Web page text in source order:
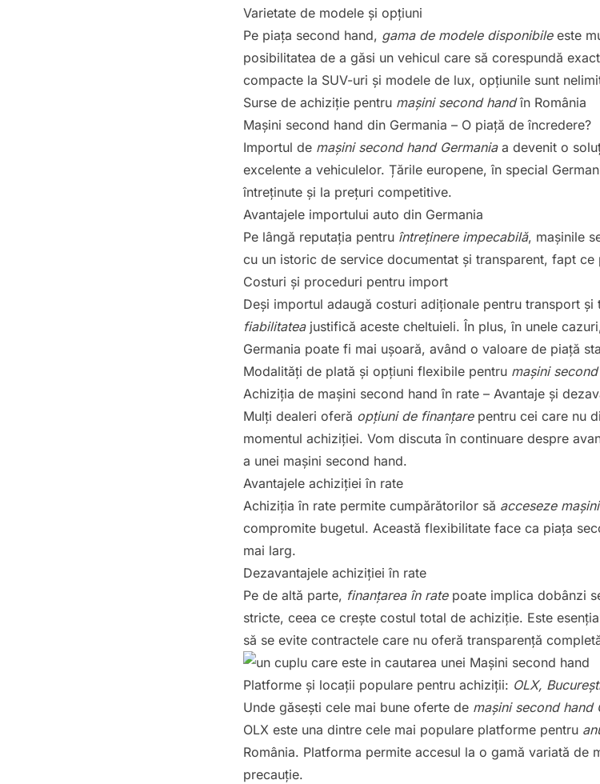
Varietate de modele și opțiuni
Pe piața second hand, gama de modele disponibileeste
posibilitatea de a găsi un vehicul care să corespundă
compacte la SUV-uri și modele de lux, opțiunile sunt
Surse de achiziție pentru mașini second handîn România
Mașini second hand din Germania – O piață de încredere?
Importul de mașini second hand Germaniaa devenit o
excelente a vehiculelor. Țările europene, în special
întreținute și la prețuri competitive.
Avantajele importului auto din Germania
Pe lângă reputația pentru întreținere impecabilă, mașinile
cu un istoric de service documentat și transparent, fapt
Costuri și proceduri pentru import
Deși importul adaugă costuri adiționale pentru transport
fiabilitateajustifică aceste cheltuieli. În plus, în unele
Germania poate fi mai ușoară, având o valoare de piață
Modalități de plată și opțiuni flexibile pentru mașini
Achiziția de mașini second hand în rate – Avantaje și
Mulți dealeri oferă opțiuni de finanțarepentru cei care nu
momentul achiziției. Vom discuta în continuare despre
a unei mașini second hand.
Avantajele achiziției în rate
Achiziția în rate permite cumpărătorilor să acceseze
compromite bugetul. Această flexibilitate face ca piața
mai larg.
Dezavantajele achiziției în rate
Pe de altă parte, finanțarea în ratepoate implica dobânzi
stricte, ceea ce crește costul total de achiziție. Este
să se evite contractele care nu oferă transparență
Platforme și locații populare pentru achiziții: OLX,
Unde găsești cele mai bune oferte de mașini second hand
OLX este una dintre cele mai populare platforme pentru
România. Platforma permite accesul la o gamă variată de
precauție.